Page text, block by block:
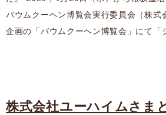
バウムクーヘン博覧会実行委員会（株式
企画の「バウムクーヘン博覧会」にて
株式会社ユーハイムさま